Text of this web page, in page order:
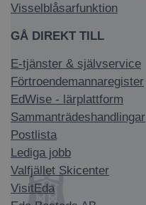
Visselblåsarfunktion
GÅ DIREKT TILL
E-tjänster & självservice
Förtroendemannaregister
EdWise - lärplattform
Sammanträdeshandlingar
Postlista
Lediga jobb
Valfjället Skicenter
VisitEda